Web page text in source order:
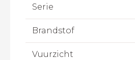
Serie
Brandstof
Vuurzicht